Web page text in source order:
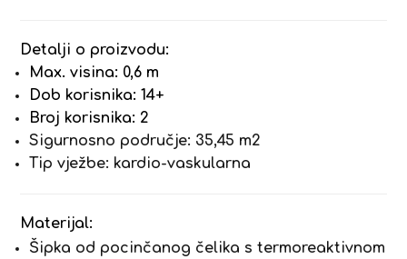
Detalji o proizvodu:
Max. visina: 0,6 m
Dob korisnika: 14+
Broj korisnika: 2
Sigurnosno područje: 35,45 m2
Tip vježbe: kardio-vaskularna
Materijal:
Šipka od pocinčanog čelika s termoreaktivnom